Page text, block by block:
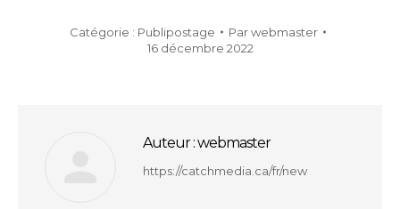
Catégorie : Publipostage Parwebmaster
16 décembre 2022
Auteur :webmaster
https://catchmedia.ca/fr/new